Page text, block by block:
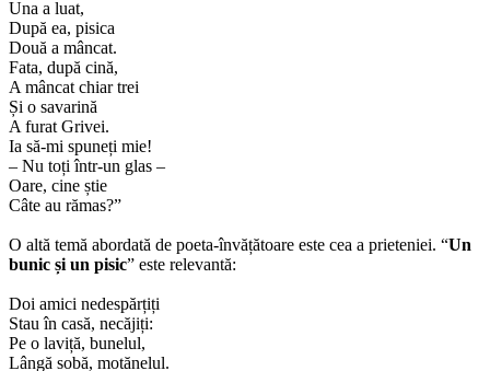
Una a luat,
După ea, pisica
Două a mâncat.
Fata, după cină,
A mâncat chiar trei
Și o savarină
A furat Grivei.
Ia să-mi spuneți mie!
– Nu toți într-un glas –
Oare, cine știe
Câte au rămas?”
O altă temă abordată de poeta-învățătoare este cea a prieteniei. “Un
bunic și un pisic” este relevantă:
Doi amici nedespărțiți
Stau în casă, necăjiți:
Pe o laviță, bunelul,
Lângă sobă, motănelul.